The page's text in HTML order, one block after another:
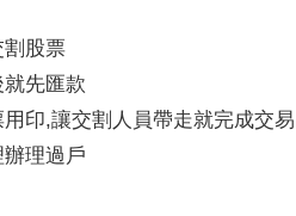
割股票
先匯款
印,讓交割人員帶走就完成交
理過戶